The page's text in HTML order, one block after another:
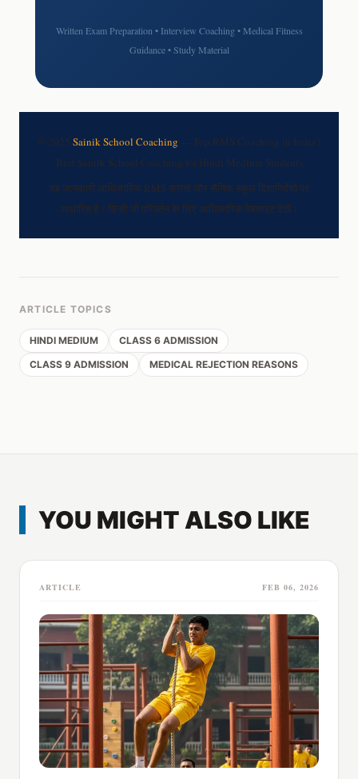
Written Exam Preparation • Interview Coaching • Medical Fitness
Guidance • Study Material
© 2025 Sainik School Coaching — Top RMS Coaching in India |
Best Sainik School Coaching for Hindi Medium Students
यह जानकारी आधिकारिक RMS स्रोतों और सैनिक स्कूल दिशानिर्देशों पर
आधारित है। किसी भी परिवर्तन के लिए आधिकारिक वेबसाइट देखें।
ARTICLE TOPICS
HINDI MEDIUM
CLASS 6 ADMISSION
CLASS 9 ADMISSION
MEDICAL REJECTION REASONS
YOU MIGHT ALSO LIKE
ARTICLE FEB 06, 2026